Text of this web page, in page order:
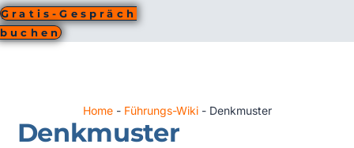
Gratis-Gespräch
buchen
Home- Führungs-Wiki- Denkmuster
Denkmuster